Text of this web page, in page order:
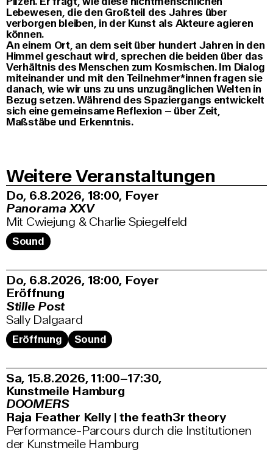
Lebewesen, die den Großteil des Jahres über
verborgen bleiben, in der Kunst als Akteure agieren
können.
An einem Ort, an dem seit über hundert Jahren in den
Himmel geschaut wird, sprechen die beiden über das
Verhältnis des Menschen zum Kosmischen. Im Dialog
miteinander und mit den Teilnehmer*innen fragen sie
danach, wie wir uns zu uns unzugänglichen Welten in
Bezug setzen. Während des Spaziergangs entwickelt
sich eine gemeinsame Reflexion – über Zeit,
Maßstäbe und Erkenntnis.
Weitere Veranstaltungen
Do, 6.8.2026 18:00, Foyer
Panorama XXV
Mit Cwiejung & Charlie Spiegelfeld
Sound
Do, 6.8.2026 18:00, Foyer
Eröffnung
Stille Post
Sally Dalgaard
Eröffnung Sound
Sa, 15.8.2026 11:00–17:30,
Kunstmeile Hamburg
DOOMERS
Raja Feather Kelly | the feath3r theory
Performance-Parcours durch die Institutionen
der Kunstmeile Hamburg